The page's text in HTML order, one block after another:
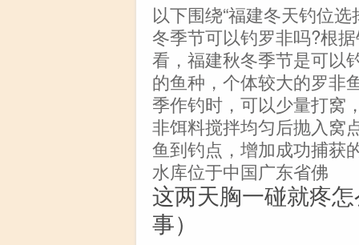
以下围绕“福建冬天钓位
冬季节可以钓罗非吗?根
看，福建秋冬季节是可以
的鱼种，个体较大的罗非
季作钓时，可以少量打窝
非饵料搅拌均匀后抛入窝
鱼到钓点，增加成功捕获
水库位于中国广东省佛
这两天胸一碰就疼
事）